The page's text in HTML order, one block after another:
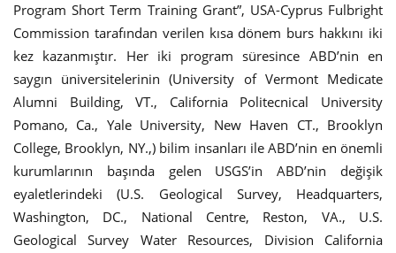
Program Short Term Training Grant”, USA-Cyprus Fulbright
Commission tarafından verilen kısa dönem burs hakkını iki
kez kazanmıştır. Her iki program süresince ABD’nin en
saygın üniversitelerinin (University of Vermont Medicate
Alumni Building, VT., California Politecnical University
Pomano, Ca., Yale University, New Haven CT., Brooklyn
College, Brooklyn, NY.,) bilim insanları ile ABD’nin en önemli
kurumlarının başında gelen USGS’in ABD’nin değişik
eyaletlerindeki (U.S. Geological Survey, Headquarters,
Washington, DC., National Centre, Reston, VA., U.S.
Geological Survey Water Resources, Division California